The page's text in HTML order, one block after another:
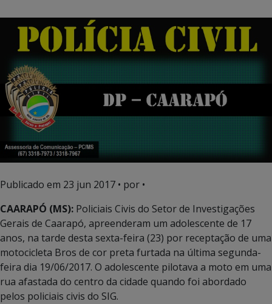
Publicado em 23 jun 2017 • por •
CAARAPÓ (MS): Policiais Civis do Setor de Investigações
Gerais de Caarapó, apreenderam um adolescente de 17
anos, na tarde desta sexta-feira (23) por receptação de uma
motocicleta Bros de cor preta furtada na última segunda-
feira dia 19/06/2017. O adolescente pilotava a moto em uma
rua afastada do centro da cidade quando foi abordado
pelos policiais civis do SIG.